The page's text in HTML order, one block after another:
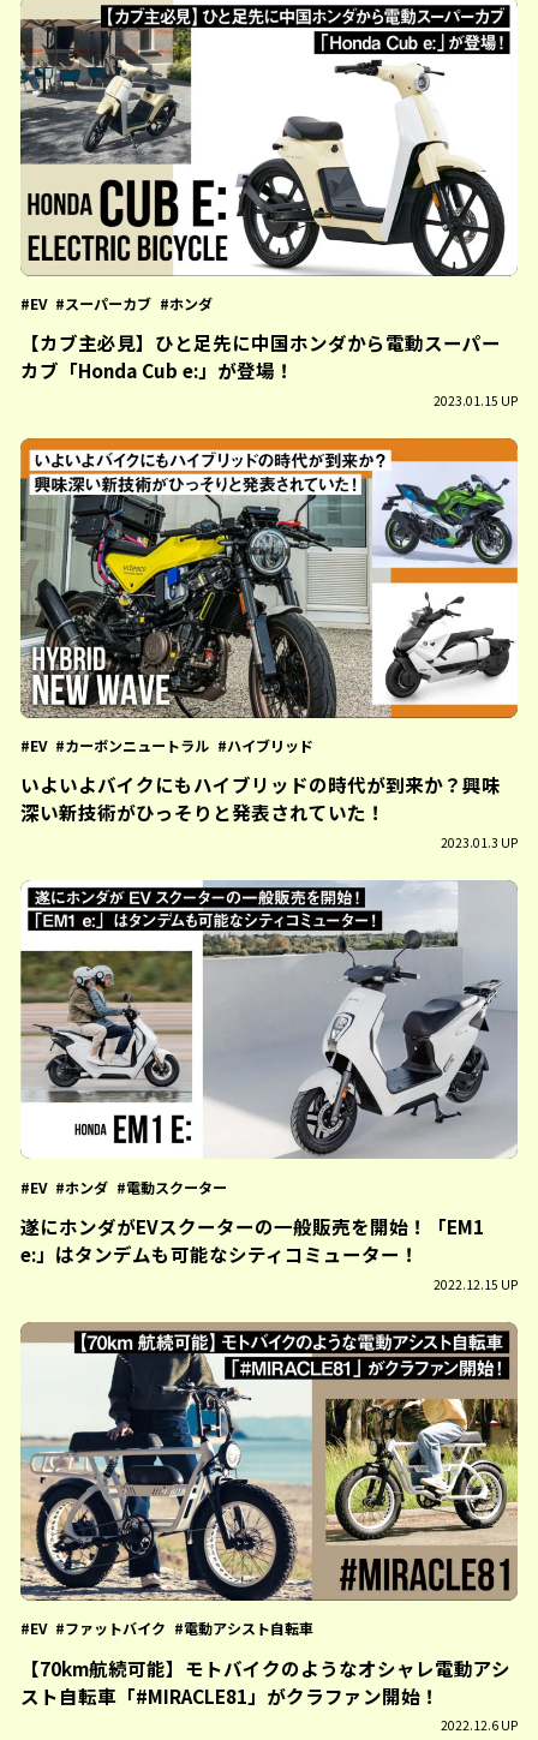
EV スーパーカブ ホンダ
【カブ主必見】ひと足先に中国ホンダから電動スーパー
カブ「Honda Cub e:」が登場！
2023.01.15 UP
EV カーボンニュートラル ハイブリッド
いよいよバイクにもハイブリッドの時代が到来か？興味
深い新技術がひっそりと発表されていた！
2023.01.3 UP
EV ホンダ 電動スクーター
遂にホンダがEVスクーターの一般販売を開始！「EM1
e:」はタンデムも可能なシティコミューター！
2022.12.15 UP
EV ファットバイク 電動アシスト自転車
【70km航続可能】モトバイクのようなオシャレ電動アシ
スト自転車「#MIRACLE81」がクラファン開始！
2022.12.6 UP